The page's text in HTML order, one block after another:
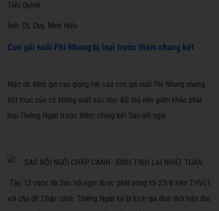
Tiểu Quỳnh
Ảnh: DL Duy, Minh Hiếu
Con gái nuôi Phi Nhung bị loại trước thềm chung kết
Mặc dù đánh giá cao giọng hát của con gái nuôi Phi Nhung nhưng
tiết mục của cô không xuất sắc như đối thủ nên giám khảo phải
loại Thiêng Ngân trước thềm chung kết Sao nối ngôi.
Tập 12 cuộc thi Sao nối ngôi được phát sóng tối 23/8 trên THVL1
với chủ đề Chắp cánh. Thiêng Ngân kể bi kịch gia đình thời hiện đại: